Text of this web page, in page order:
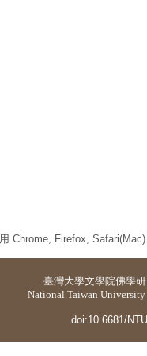
Chrome, Firefox,
臺灣大學文學院佛學
National Taiwan
doi:10.6681/